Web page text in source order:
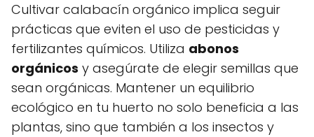
Cultivar calabacín orgánico implica seguir
prácticas que eviten el uso de pesticidas y
fertilizantes químicos. Utiliza abonos
orgánicos y asegúrate de elegir semillas que
sean orgánicas. Mantener un equilibrio
ecológico en tu huerto no solo beneficia a las
plantas, sino que también a los insectos y